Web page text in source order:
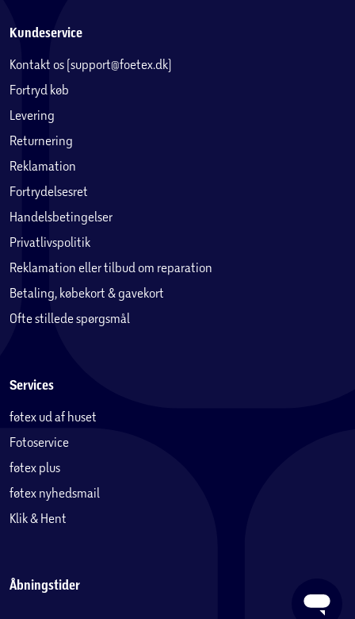
Kundeservice
Kontakt os (support@foetex.dk)
Fortryd køb
Levering
Returnering
Reklamation
Fortrydelsesret
Handelsbetingelser
Privatlivspolitik
Reklamation eller tilbud om reparation
Betaling, købekort & gavekort
Ofte stillede spørgsmål
Services
føtex ud af huset
Fotoservice
føtex plus
føtex nyhedsmail
Klik & Hent
Åbningstider